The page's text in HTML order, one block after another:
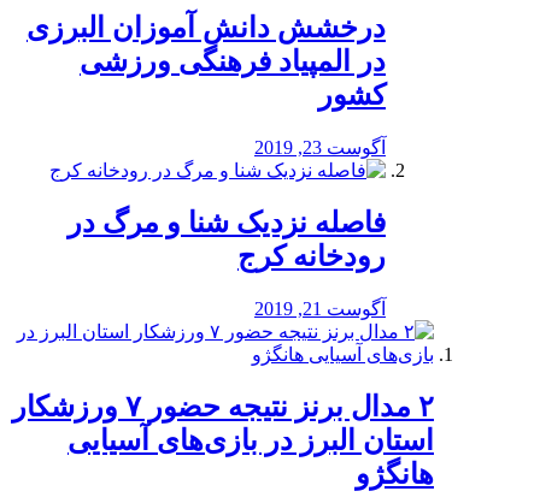
درخشش دانش آموزان البرزی
در المپیاد فرهنگی ورزشی
کشور
آگوست 23, 2019
️فاصله نزدیک شنا و مرگ در
رودخانه کرج
آگوست 21, 2019
۲ مدال برنز نتیجه حضور ۷ ورزشکار
استان البرز در بازی‌های آسیایی
هانگژو